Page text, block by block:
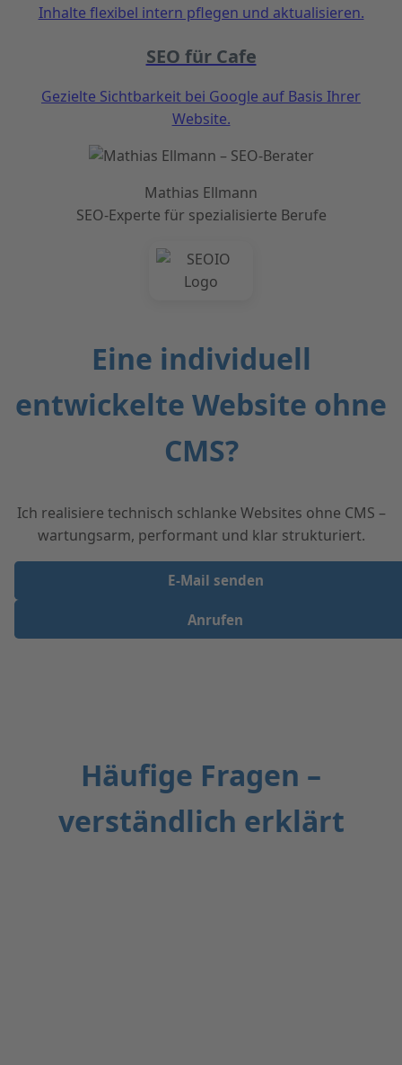
Inhalte flexibel intern pflegen und aktualisieren.
SEO für Cafe
Gezielte Sichtbarkeit bei Google auf Basis Ihrer
Website.
Mathias Ellmann
SEO-Experte für spezialisierte Berufe
Eine individuell
entwickelte Website ohne
CMS?
Ich realisiere technisch schlanke Websites ohne CMS –
wartungsarm, performant und klar strukturiert.
E‑Mail senden
Anrufen
Häufige Fragen –
verständlich erklärt